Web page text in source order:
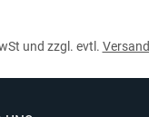
und zzgl. evtl. Versand